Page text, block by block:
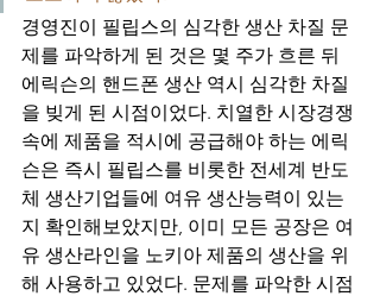
경영진이 필립스의 심각한 생산 차질 문
제를 파악하게 된 것은 몇 주가 흐른 뒤
에릭슨의 핸드폰 생산 역시 심각한 차질
을 빚게 된 시점이었다. 치열한 시장경쟁
속에 제품을 적시에 공급해야 하는 에릭
슨은 즉시 필립스를 비롯한 전세계 반도
체 생산기업들에 여유 생산능력이 있는
지 확인해보았지만, 이미 모든 공장은 여
유 생산라인을 노키아 제품의 생산을 위
해 사용하고 있었다. 문제를 파악한 시점